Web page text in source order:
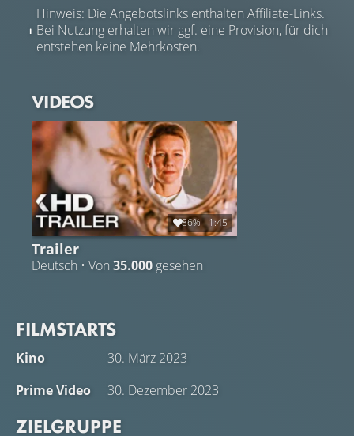
Hinweis: Die Angebotslinks enthalten Affiliate-Links.
Bei Nutzung erhalten wir ggf. eine Provision, für dich
entstehen keine Mehrkosten.
VIDEOS
86% 1:45
Trailer
Deutsch • Von 35.000 gesehen
FILMSTARTS
Kino
30. März 2023
Prime Video
30. Dezember 2023
ZIELGRUPPE